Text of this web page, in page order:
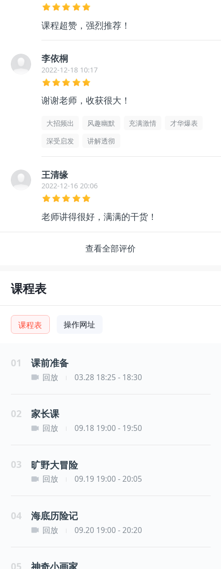
课程超赞，强烈推荐！
李依桐
2022-12-18 10:17
谢谢老师，收获很大！
大招频出 风趣幽默 充满激情
才华爆表
深受启发
讲解透彻
王清缘
2022-12-16 20:06
老师讲得很好，满满的干货！
查看全部评价
课程表
课程表 操作网址
01 课前准备
回放 03.28 18:25 - 18:30
02 家长课
回放 09.18 19:00 - 19:50
03 旷野大冒险
回放 09.19 19:00 - 20:05
04 海底历险记
回放 09.20 19:00 - 20:20